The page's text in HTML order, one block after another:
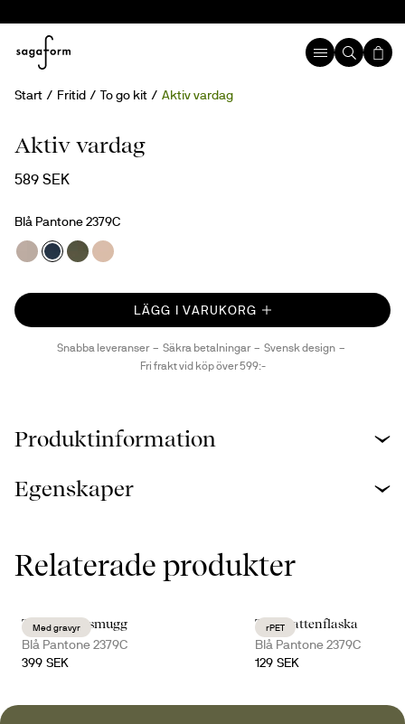
Start Fritid To go kit Aktiv vardag
Aktiv vardag
589 SEK
Blå Pantone 2379C
LÄGG I VARUKORG
Snabba leveranser Säkra betalningar
Svensk design
Fri frakt vid köp över 599:-
Produktinformation
Egenskaper
Relaterade produkter
Med gravyr
Tova termosmugg
Blå Pantone 2379C
399 SEK
rPET
Ture vattenflaska
Blå Pantone 2379C
129 SEK